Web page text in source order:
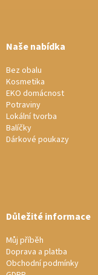
Naše nabídka
Bez obalu
Kosmetika
EKO domácnost
Potraviny
Lokální tvorba
Balíčky
Dárkové poukazy
Důležité informace
Můj příběh
Doprava a platba
Obchodní podmínky